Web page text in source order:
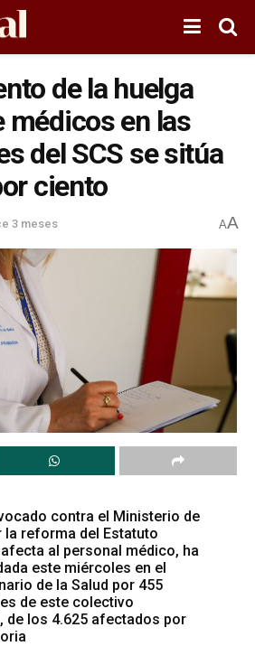
de la huelga
médicos en las
del SCS se sitúa
ciento
3 meses AA
contra el Ministerio de
la reforma del Estatuto
al personal médico, ha
este miércoles en el
de la Salud por 455
de este colectivo
de los 4.625 afectados por